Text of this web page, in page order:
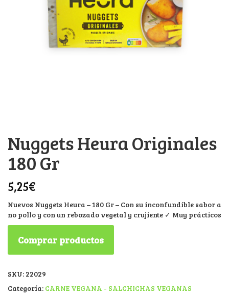
Nuggets Heura Originales
180 Gr
5,25€
Nuevos Nuggets Heura – 180 Gr – Con su inconfundible sabor a
no pollo y con un rebozado vegetal y crujiente ✓ Muy prácticos
Comprar productos
SKU: 22029
Categoría: CARNE VEGANA - SALCHICHAS VEGANAS